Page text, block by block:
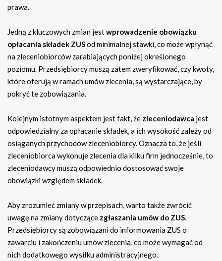
prawa.
Jedną z kluczowych zmian jestwprowadzenie obowiązku
opłacania składek ZUSod minimalnej stawki, co może wpłynąć
na zleceniobiorców zarabiających poniżej określonego
poziomu. Przedsiębiorcy muszą zatem zweryfikować, czy kwoty,
które oferują w ramach umów zlecenia, są wystarczające, by
pokryć te zobowiązania.
Kolejnym istotnym aspektem jest fakt, że zleceniodawca jest
odpowiedzialny za opłacanie składek, a ich wysokość zależy od
osiąganych przychodów zleceniobiorcy. Oznacza to, że jeśli
zleceniobiorca wykonuje zlecenia dla kilku firm jednocześnie, to
zleceniodawcy muszą odpowiednio dostosować swoje
obowiązki względem składek.
Aby zrozumieć zmiany w przepisach, warto także zwrócić
uwagę na zmiany dotyczące zgłaszania umów do ZUS.
Przedsiębiorcy są zobowiązani do informowania ZUS o
zawarciu i zakończeniu umów zlecenia, co może wymagać od
nich dodatkowego wysiłku administracyjnego.